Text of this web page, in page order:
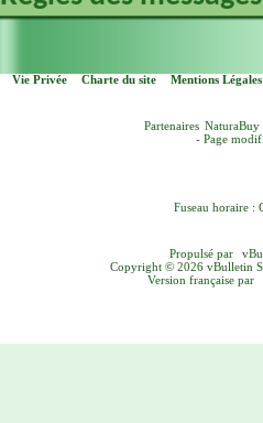
Vie Privée Charte du site Mentions Légales
Partenaires NaturaBuy
- Page
Fuseau horaire :
Propulsé par
Copyright © 2026 vBulletin
Version française par